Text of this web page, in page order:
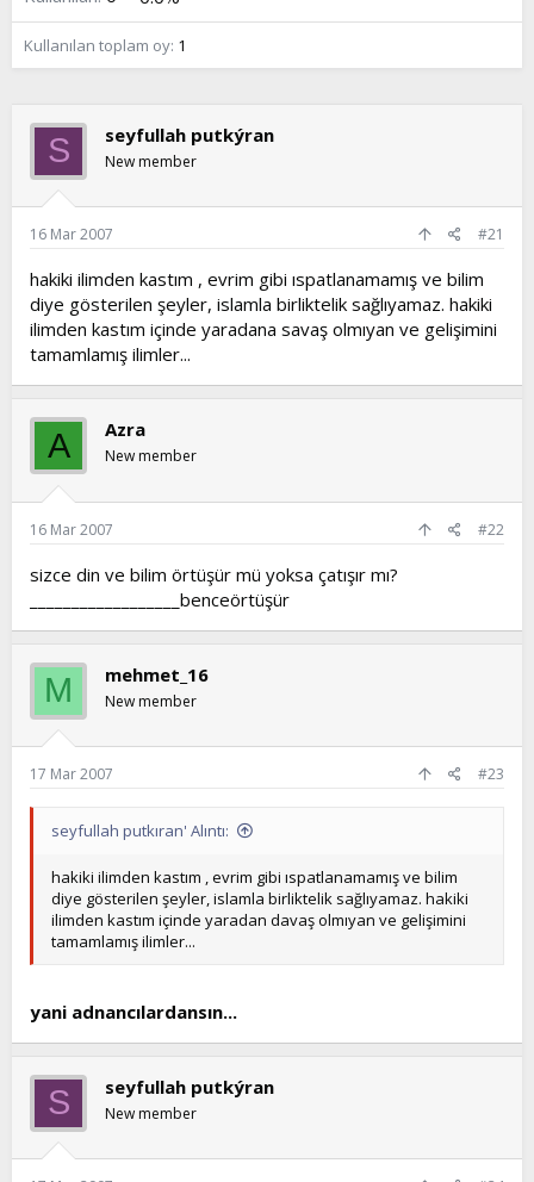
t
a
i
h
Kullanılan toplam oy 1
S seyfullah putkýran
New member
16 Mar 2007 #21
hakiki ilimden kastım , evrim gibi ıspatlanamamış ve bilim
diye gösterilen şeyler, islamla birliktelik sağlıyamaz. hakiki
ilimden kastım içinde yaradana savaş olmıyan ve gelişimini
tamamlamış ilimler...
A Azra
New member
16 Mar 2007 #22
sizce din ve bilim örtüşür mü yoksa çatışır mı?
__________________benceörtüşür
M mehmet_16
New member
17 Mar 2007 #23
seyfullah putkıran' Alıntı:
hakiki ilimden kastım , evrim gibi ıspatlanamamış ve bilim
diye gösterilen şeyler, islamla birliktelik sağlıyamaz. hakiki
ilimden kastım içinde yaradan davaş olmıyan ve gelişimini
tamamlamış ilimler...
yani adnancılardansın...
S seyfullah putkýran
New member